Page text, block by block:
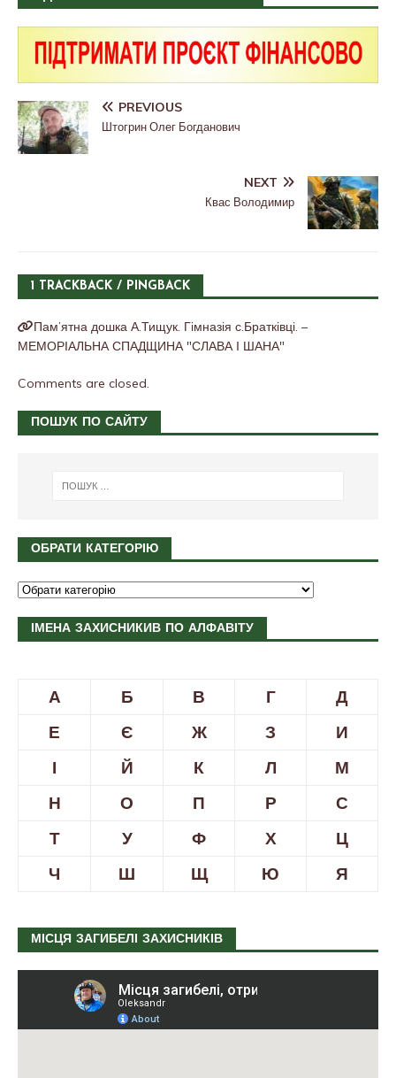
PREVIOUS
Штогрин Олег Богданович
NEXT
Квас Володимир
1 TRACKBACK / PINGBACK
Пам’ятна дошка А.Тищук. Гімназія с.Братківці. –
МЕМОРІАЛЬНА СПАДЩИНА "СЛАВА І ШАНА"
Comments are closed.
ПОШУК ПО САЙТУ
ОБРАТИ КАТЕГОРІЮ
ІМЕНА ЗАХИСНИКИВ ПО АЛФАВІТУ
А Б В Г
Д
Е
Є Ж З
И
І
Й К Л
М
Н
О П Р
С
Т
У Ф Х
Ц
Ч
Ш Щ Ю Я
МІСЦЯ ЗАГИБЕЛІ ЗАХИСНИКІВ